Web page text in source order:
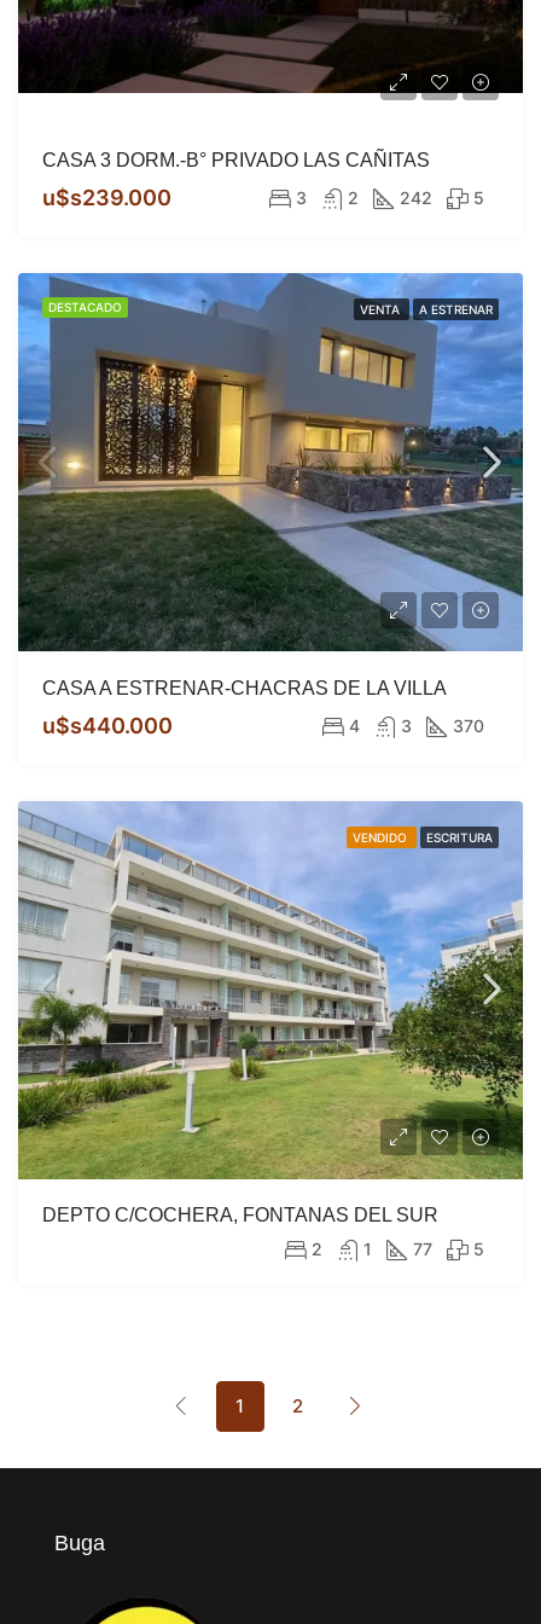
CASA 3 DORM.-B° PRIVADO LAS CAÑITAS
u$s239.000 3 2 242 5
DESTACADO VENTA A ESTRENAR
CASA A ESTRENAR-CHACRAS DE LA VILLA
u$s440.000 4 3 370
VENDIDO ESCRITURA
DEPTO C/COCHERA, FONTANAS DEL SUR
2
1 77 5
1 2
Buga